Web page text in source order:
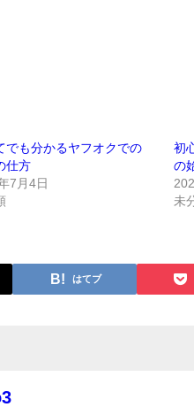
でも分かるヤフオクでの
仕方
7月4日
初
の
未
はてブ